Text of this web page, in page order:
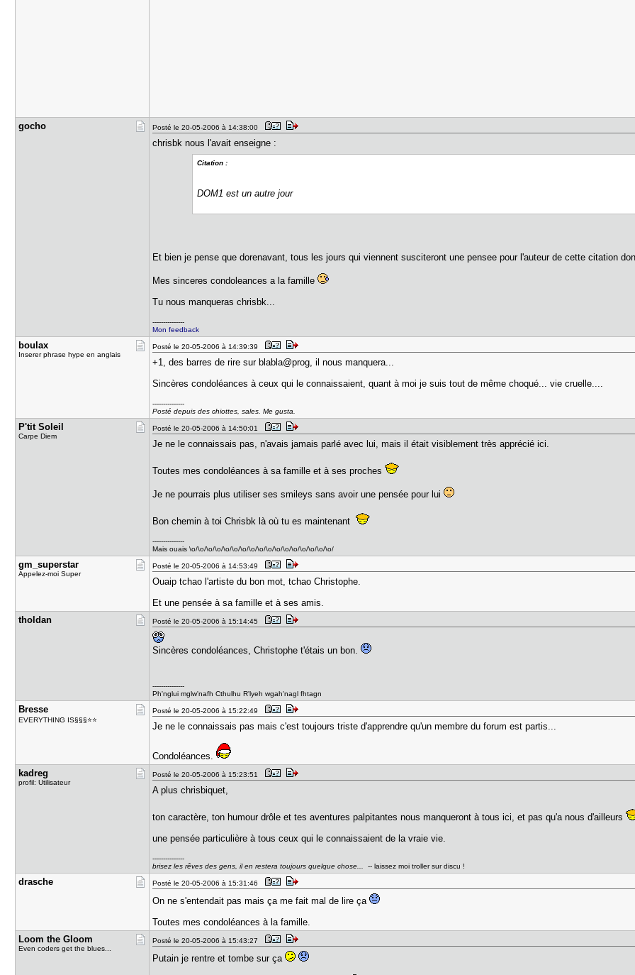
gocho Posté le 20-05-2006 à 14:38:00
chrisbk nous l'avait enseigne :
Citation :
DOM1 est un autre jour
Et bien je pense que dorenavant, tous les jours qui viennent susciteront une pensee pour l'auteur de cette citation
Mes sinceres condoleances a la famille
Tu nous manqueras chrisbk...
---------------
Mon feedback
boulax
Inserer phrase hype en anglais
Posté le 20-05-2006 à 14:39:39
+1, des barres de rire sur blabla@prog, il nous manquera...
Sincères condoléances à ceux qui le connaissaient, quant à moi je suis tout de même choqué... vie cruelle....
---------------
Posté depuis des chiottes, sales. Me gusta.
P'tit Sole​il
Carpe Diem
Posté le 20-05-2006 à 14:50:01
Je ne le connaissais pas, n'avais jamais parlé avec lui, mais il était visiblement très apprécié ici.
Toutes mes condoléances à sa famille et à ses proches
Je ne pourrais plus utiliser ses smileys sans avoir une pensée pour lui
Bon chemin à toi Chrisbk là où tu es maintenant
---------------
Mais ouais \o/\o/\o/\o/\o/\o/\o/\o/\o/\o/\o/\o/\o/\o/\o/\o/\o/
gm_superst​ar
Appelez-moi Super
Posté le 20-05-2006 à 14:53:49
Ouaip tchao l'artiste du bon mot, tchao Christophe.
Et une pensée à sa famille et à ses amis.
tholdan
Posté le 20-05-2006 à 15:14:45
Sincères condoléances, Christophe t'étais un bon.
---------------
Ph'nglui mglw'nafh Cthulhu R'lyeh wgah'nagl fhtagn
Bresse
EVERYTHING IS§§§⭐⭐
Posté le 20-05-2006 à 15:22:49
Je ne le connaissais pas mais c'est toujours triste d'apprendre qu'un membre du forum est partis...
Condoléances.
kadreg
profil: Utilisateur
Posté le 20-05-2006 à 15:23:51
A plus chrisbiquet,
ton caractère, ton humour drôle et tes aventures palpitantes nous manqueront à tous ici, et pas qu'a nous d'ailleurs
une pensée particulière à tous ceux qui le connaissaient de la vraie vie.
---------------
brisez les rêves des gens, il en restera toujours quelque chose...
-- laissez moi troller sur discu !
drasche Posté le 20-05-2006 à 15:31:46
On ne s'entendait pas mais ça me fait mal de lire ça
Toutes mes condoléances à la famille.
Loom the G​loom
Even coders get the blues...
Posté le 20-05-2006 à 15:43:27
Putain je rentre et tombe sur ça